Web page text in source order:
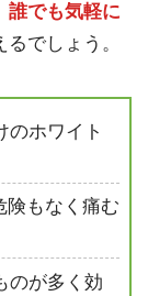
誰でも気軽に
るでしょう。
のホワイト
険もなく痛む
のが多く効